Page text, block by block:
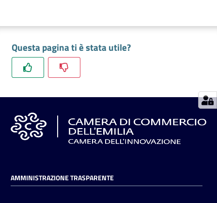
su
Questa pagina ti è stata utile?
AMMINISTRAZIONE TRASPARENTE